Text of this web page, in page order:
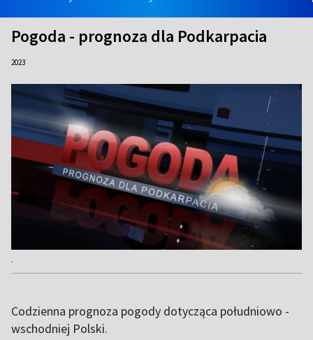
Pogoda - prognoza dla Podkarpacia
2023
.
Codzienna prognoza pogody dotycząca południowo -
wschodniej Polski.